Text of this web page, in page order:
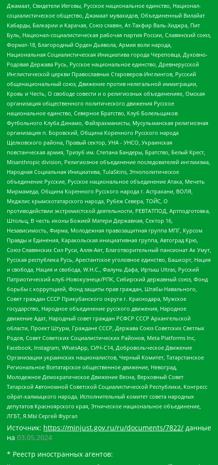
Джамаат, Свидетели Иеговы, Русское национальное единство, Национал-
социалистическое общество, Джамаат мувахидов, Объединенный Вилайат
Кабарды, Балкарии и Карачая, Союз славян, Ат-Такфир Валь-Хиджра, Пит
Буль, Национал-социалистическая рабочая партия России, Славянский союз,
Формат-18, Благородный Орден Дьявола, Армия воли народа,
Национальная Социалистическая Инициатива города Череповца, Духовно-
Родовая Держава Русь, Русское национальное единство, Древнерусской
Инглистической церкви Православных Староверов-Инглингов, Русский
общенациональный союз, Движение против нелегальной иммиграции,
Кровь и Честь, О свободе совести и о религиозных объединениях, Омская
организация общественного политического движения Русское
национальное единство, Северное Братство, Клуб Болельщиков
Футбольного Клуба Динамо, Файзрахманисты, Мусульманская религиозная
организация п. Боровский, Община Коренного Русского народа
Щелковского района, Правый сектор, УНА - УНСО, Украинская
повстанческая армия, Тризуб им. Степана Бандеры, Братство, Белый Крест,
Misanthropic division, Религиозное объединение последователей инглиизма,
Народная Социальная Инициатива, TulaSkins, Этнополитическое
объединение Русские, Русское национальное объединение Атака, Мечеть
Мирмамеда, Община Коренного Русского народа г. Астрахани, ВОЛЯ,
Меджлис крымскотатарского народа, Рубеж Севера, ТОЙС, О
противодействии экстремистской деятельности, РЕВТАТПОД, Артподготовка,
Штольц, В честь иконы Божией Матери Державная, Сектор 16,
Независимость, Фирма, Молодежная правозащитная группа МПГ, Курсом
Правды и Единения, Каракольская инициативная группа, Автоград Крю,
Союз Славянских Сил Руси, Алля-Аят, Благотворительный пансионат Ак Умут,
Русская республика Русь, Арестантское уголовное единство, Башкорт, Нация
и свобода, Нация и свобода, W.H.С., Фалунь Дафа, Иртыш Ultras, Русский
Патриотический клуб-Новокузнецк/РПК, Сибирский державный союз, Фонд
борьбы с коррупцией, Фонд защиты прав граждан, Штабы Навального,
Совет граждан СССР Прикубанского округа г. Краснодара, Мужское
государство, Народное объединение русского движения, Народное
движение Адат, Народный совет граждан РСФСР СССР Архангельской
области, Проект Штурм, Граждане СССР, Держава Союз Советских Светлых
Родов, Совет Советских Социалистических Районов, Meta Platforms Inc,
Facebook, Instagram, WhatsApp, СИЧ-С14, Добровольческое Движение
Организации украинских националистов, Черный Комитет, Татарстанское
Региональное Всетатарское общественное движение, Невоград,
Молодежное Демократическое Движение Весна, Верховный Совет
Татарской Автономной Советской Социалистической Республики, Конгресс
ойрат-калмыцкого народа, Исполнительный комитет совета народных
депутатов Красноярского края, Этническое национальное объединение,
ЛГБТ, Я.МЫ Сергей Фургал
Источник: https://minjust.gov.ru/ru/documents/7822/ данные
на 03.05.2024
* Реестр иностранных агентов: